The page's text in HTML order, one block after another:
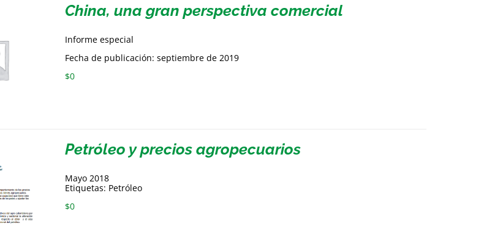
China, una gran perspectiva comercial
Informe especial
Fecha de publicación: septiembre de 2019
$0
Petróleo y precios agropecuarios
Mayo 2018
Etiquetas: Petróleo
$0